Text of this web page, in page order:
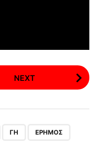
NEXT
ΓΗ ΈΡΗΜΟΣ